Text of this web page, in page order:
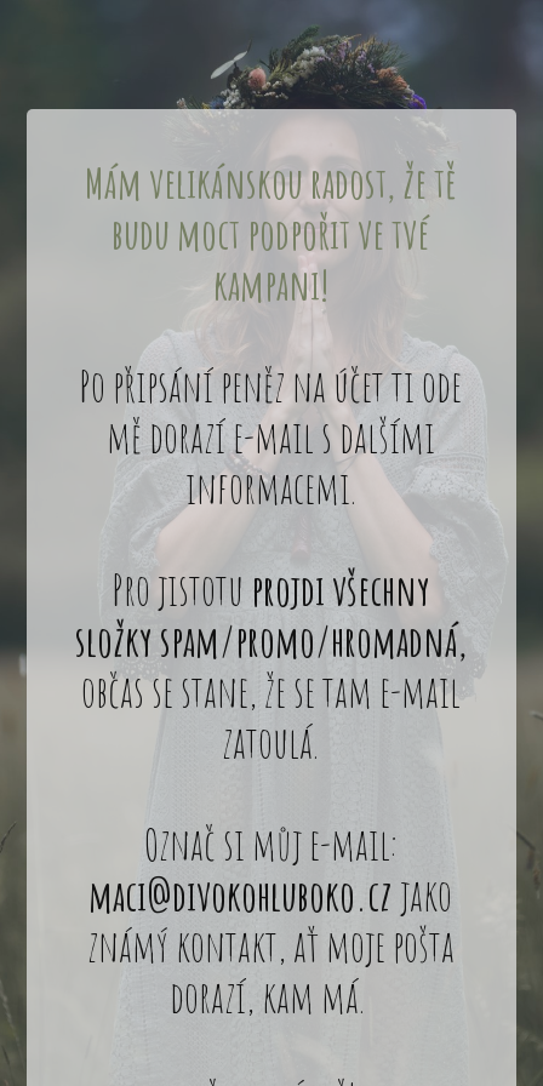
Mám velikánskouradost, že tě
budu moct podpořit ve tvé
kampani!
Po připsání peněz na účet ti ode
mě dorazí e-mail s dalšími
informacemi.
Pro jistotu projdi všechny
složky spam/promo/hromadná,
občas se stane, že se tam e-mail
zatoulá.
Označ si můj e-mail:
maci@divokohluboko.cz jako
známý kontakt, ať moje pošta
dorazí, kam má.